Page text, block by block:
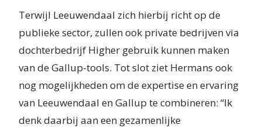
Terwijl Leeuwendaal zich hierbij richt op de
publieke sector, zullen ook private bedrijven via
dochterbedrijf Higher gebruik kunnen maken
van de Gallup-tools. Tot slot ziet Hermans ook
nog mogelijkheden om de expertise en ervaring
van Leeuwendaal en Gallup te combineren: “Ik
denk daarbij aan een gezamenlijke